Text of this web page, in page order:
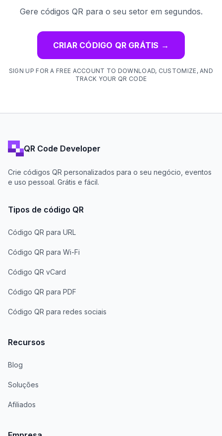
Gere códigos QR para o seu setor em segundos.
CRIAR CÓDIGO QR GRÁTIS →
SIGN UP FOR A FREE ACCOUNT TO DOWNLOAD, CUSTOMIZE, AND
TRACK YOUR QR CODE
QR Code Developer
Crie códigos QR personalizados para o seu negócio, eventos
e uso pessoal. Grátis e fácil.
Tipos de código QR
Código QR para URL
Código QR para Wi-Fi
Código QR vCard
Código QR para PDF
Código QR para redes sociais
Recursos
Blog
Soluções
Afiliados